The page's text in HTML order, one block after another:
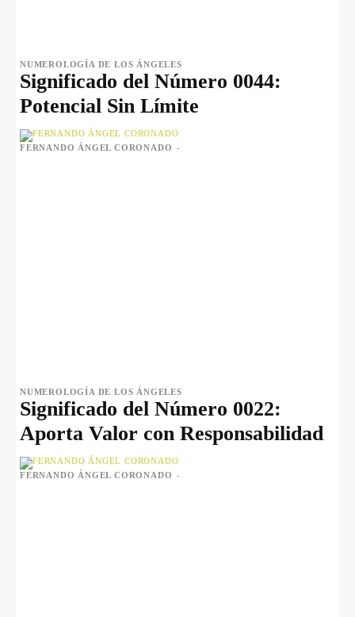
NUMEROLOGÍA DE LOS ÁNGELES
Significado del Número 0044:
Potencial Sin Límite
FERNANDO ÁNGEL CORONADO -
NUMEROLOGÍA DE LOS ÁNGELES
Significado del Número 0022:
Aporta Valor con Responsabilidad
FERNANDO ÁNGEL CORONADO -